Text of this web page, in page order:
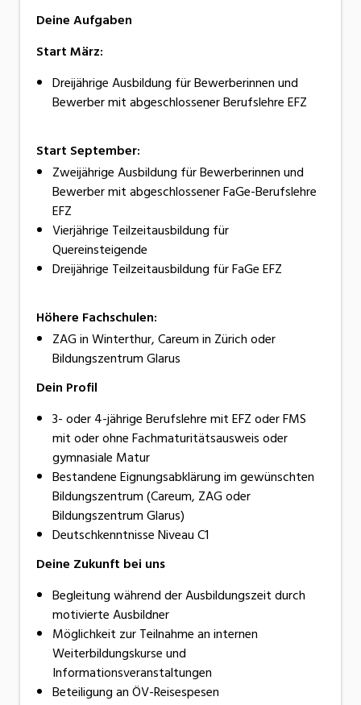
Deine Aufgaben
Start März:
Dreijährige Ausbildung für Bewerberinnen und
Bewerber mit abgeschlossener Berufslehre EFZ
Start September:
Zweijährige Ausbildung für Bewerberinnen und
Bewerber mit abgeschlossener FaGe-Berufslehre
EFZ
Vierjährige Teilzeitausbildung für
Quereinsteigende
Dreijährige Teilzeitausbildung für FaGe EFZ
Höhere Fachschulen:
ZAG in Winterthur, Careum in Zürich oder
Bildungszentrum Glarus
Dein Profil
3- oder 4-jährige Berufslehre mit EFZ oder FMS
mit oder ohne Fachmaturitätsausweis oder
gymnasiale Matur
Bestandene Eignungsabklärung im gewünschten
Bildungszentrum (Careum, ZAG oder
Bildungszentrum Glarus)
Deutschkenntnisse Niveau C1
Deine Zukunft bei uns
Begleitung während der Ausbildungszeit durch
motivierte Ausbildner
Möglichkeit zur Teilnahme an internen
Weiterbildungskurse und
Informationsveranstaltungen
Beteiligung an ÖV-Reisespesen